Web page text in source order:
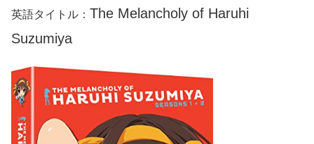
英語タイトル： The Melancholy of Haruhi
Suzumiya